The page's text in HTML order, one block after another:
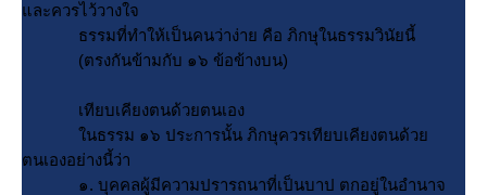
ละควรไว้วางใจ
ธรรมที่ทำให้เป็นคนว่าง่าย คือ ภิกษุในธรรมวินัยนี้
(ตรงกันข้ามกับ ๑๖ ข้อข้างบน)
เทียบเคียงตนด้วยตนเอง
นธรรม ๑๖ ประการนั้น ภิกษุควรเทียบเคียงตนด้ว
ตนเองอย่างนี้ว่า
๑. บุคคลผู้มีความปรารถนาที่เป็นบาป ตกอยู่ในอำนาจ